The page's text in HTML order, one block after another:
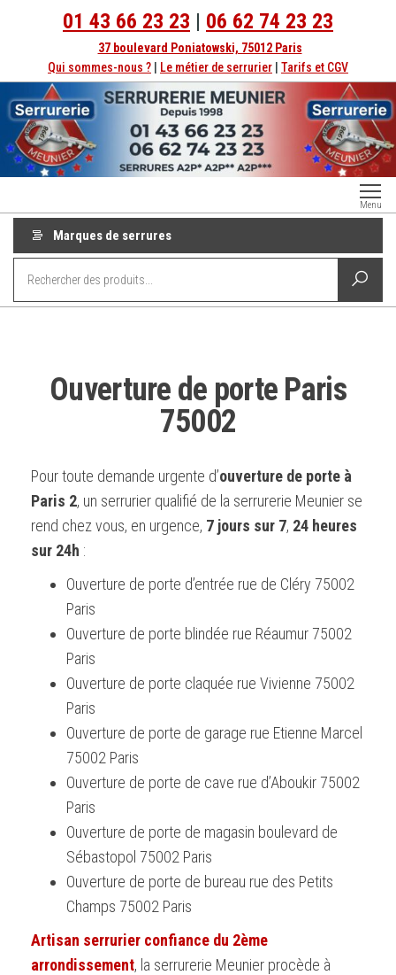
01 43 66 23 23 | 06 62 74 23 23
37 boulevard Poniatowski, 75012 Paris
Qui sommes-nous ?
Le métier de serrurier Tarifs et CGV
Paris
serrurier à
depuis
Menu
Marques de serrures
Ouverture de porte Paris
75002
Pour toute demande urgente d’ouverture de porte à
Paris 2, un serrurier qualifié de la serrurerie Meunier se
rend chez vous, en urgence, 7 jours sur 7, 24 heures
sur 24h :
Ouverture de porte d’entrée rue de Cléry 75002
Paris
Ouverture de porte blindée rue Réaumur 75002
Paris
Ouverture de porte claquée rue Vivienne 75002
Paris
Ouverture de porte de garage rue Etienne Marcel
75002 Paris
Ouverture de porte de cave rue d’Aboukir 75002
Paris
Ouverture de porte de magasin boulevard de
Sébastopol 75002 Paris
Ouverture de porte de bureau rue des Petits
Champs 75002 Paris
Artisan serrurier confiance du 2ème
arrondissement, la serrurerie Meunier procède à